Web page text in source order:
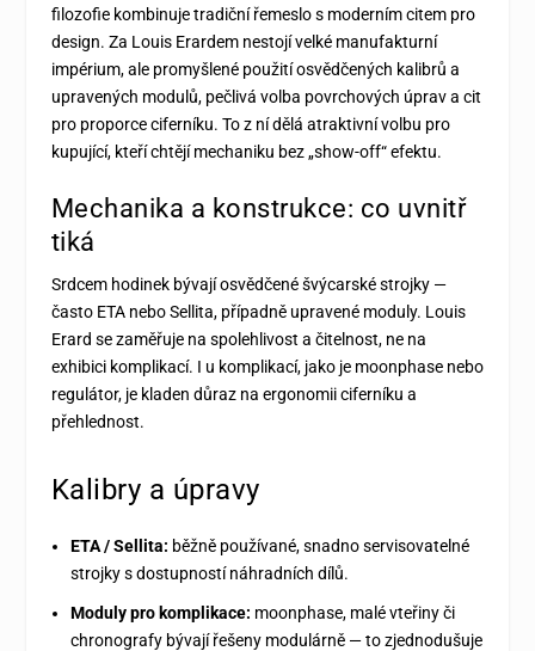
filozofie kombinuje tradiční řemeslo s moderním citem pro
design. Za Louis Erardem nestojí velké manufakturní
impérium, ale promyšlené použití osvědčených kalibrů a
upravených modulů, pečlivá volba povrchových úprav a cit
pro proporce ciferníku. To z ní dělá atraktivní volbu pro
kupující, kteří chtějí mechaniku bez „show-off“ efektu.
Mechanika a konstrukce: co uvnitř
tiká
Srdcem hodinek bývají osvědčené švýcarské strojky —
často ETA nebo Sellita, případně upravené moduly. Louis
Erard se zaměřuje na spolehlivost a čitelnost, ne na
exhibici komplikací. I u komplikací, jako je moonphase nebo
regulátor, je kladen důraz na ergonomii ciferníku a
přehlednost.
Kalibry a úpravy
ETA / Sellita: běžně používané, snadno servisovatelné
strojky s dostupností náhradních dílů.
Moduly pro komplikace: moonphase, malé vteřiny či
chronografy bývají řešeny modulárně — to zjednodušuje